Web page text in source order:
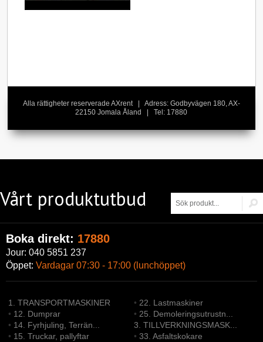
Alla rättigheter reserverade AXrent | Adress: Godbyvägen 180, AX-
22150 Jomala Åland | Tel: 17880
Vårt produktutbud
Boka direkt: 17880
Jour: 040 5851 237
Öppet: Vardagar 07:30 - 17:00 (lunchöppet)
1. TRANSPORTMASKINER
• 12. Dumprar
• 14. Fyrhjuling, Terrän...
• 15. Truckar, pallyftar
• 22. Lastmaskiner
• 25. Demoleringsutrustn...
3. TILLVERKNINGSMASK...
•33. Asfaltskokare